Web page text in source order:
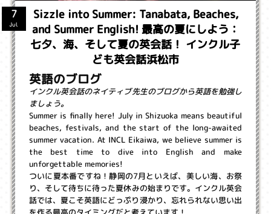
Sizzle into Summer: Tanabata, Beaches,
and Summer English! 最高の夏にしよう：
七夕、海、そして夏の英会話！ インクル子
ども英会話浜松市
7
Jul
英語のブログ
インクル英会話のネイティブ先生のブログから英語を勉強し
ましょう。
Summer is finally here! July in Shizuoka means beautiful
beaches, festivals, and the start of the long-awaited
summer vacation. At INCL Eikaiwa, we believe summer is
the best time to dive into English and make
unforgettable memories!
ついに夏本番ですね！静岡の7月といえば、美しい海、お祭
り、そして待ちに待った夏休みの始まりです。インクル英会
話では、夏こそ英語にどっぷり浸かり、忘れられない思い出